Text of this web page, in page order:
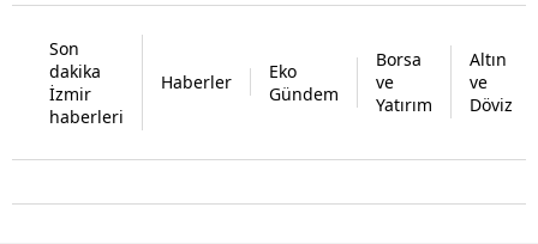
Son
dakika
İzmir
haberleri
Haberler
Eko
Gündem
Borsa
ve
Yatırım
Altın
ve
Döviz